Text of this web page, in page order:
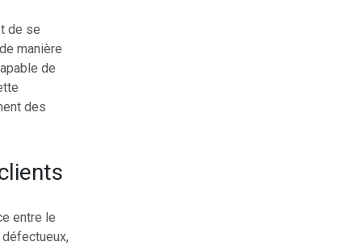
de se
manière
de
des
entre le